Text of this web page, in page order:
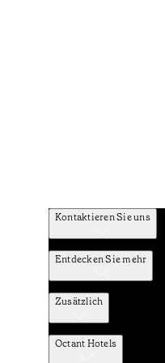
Kontaktieren Sie uns
Entdecken Sie mehr
Zusätzlich
Octant Hotels